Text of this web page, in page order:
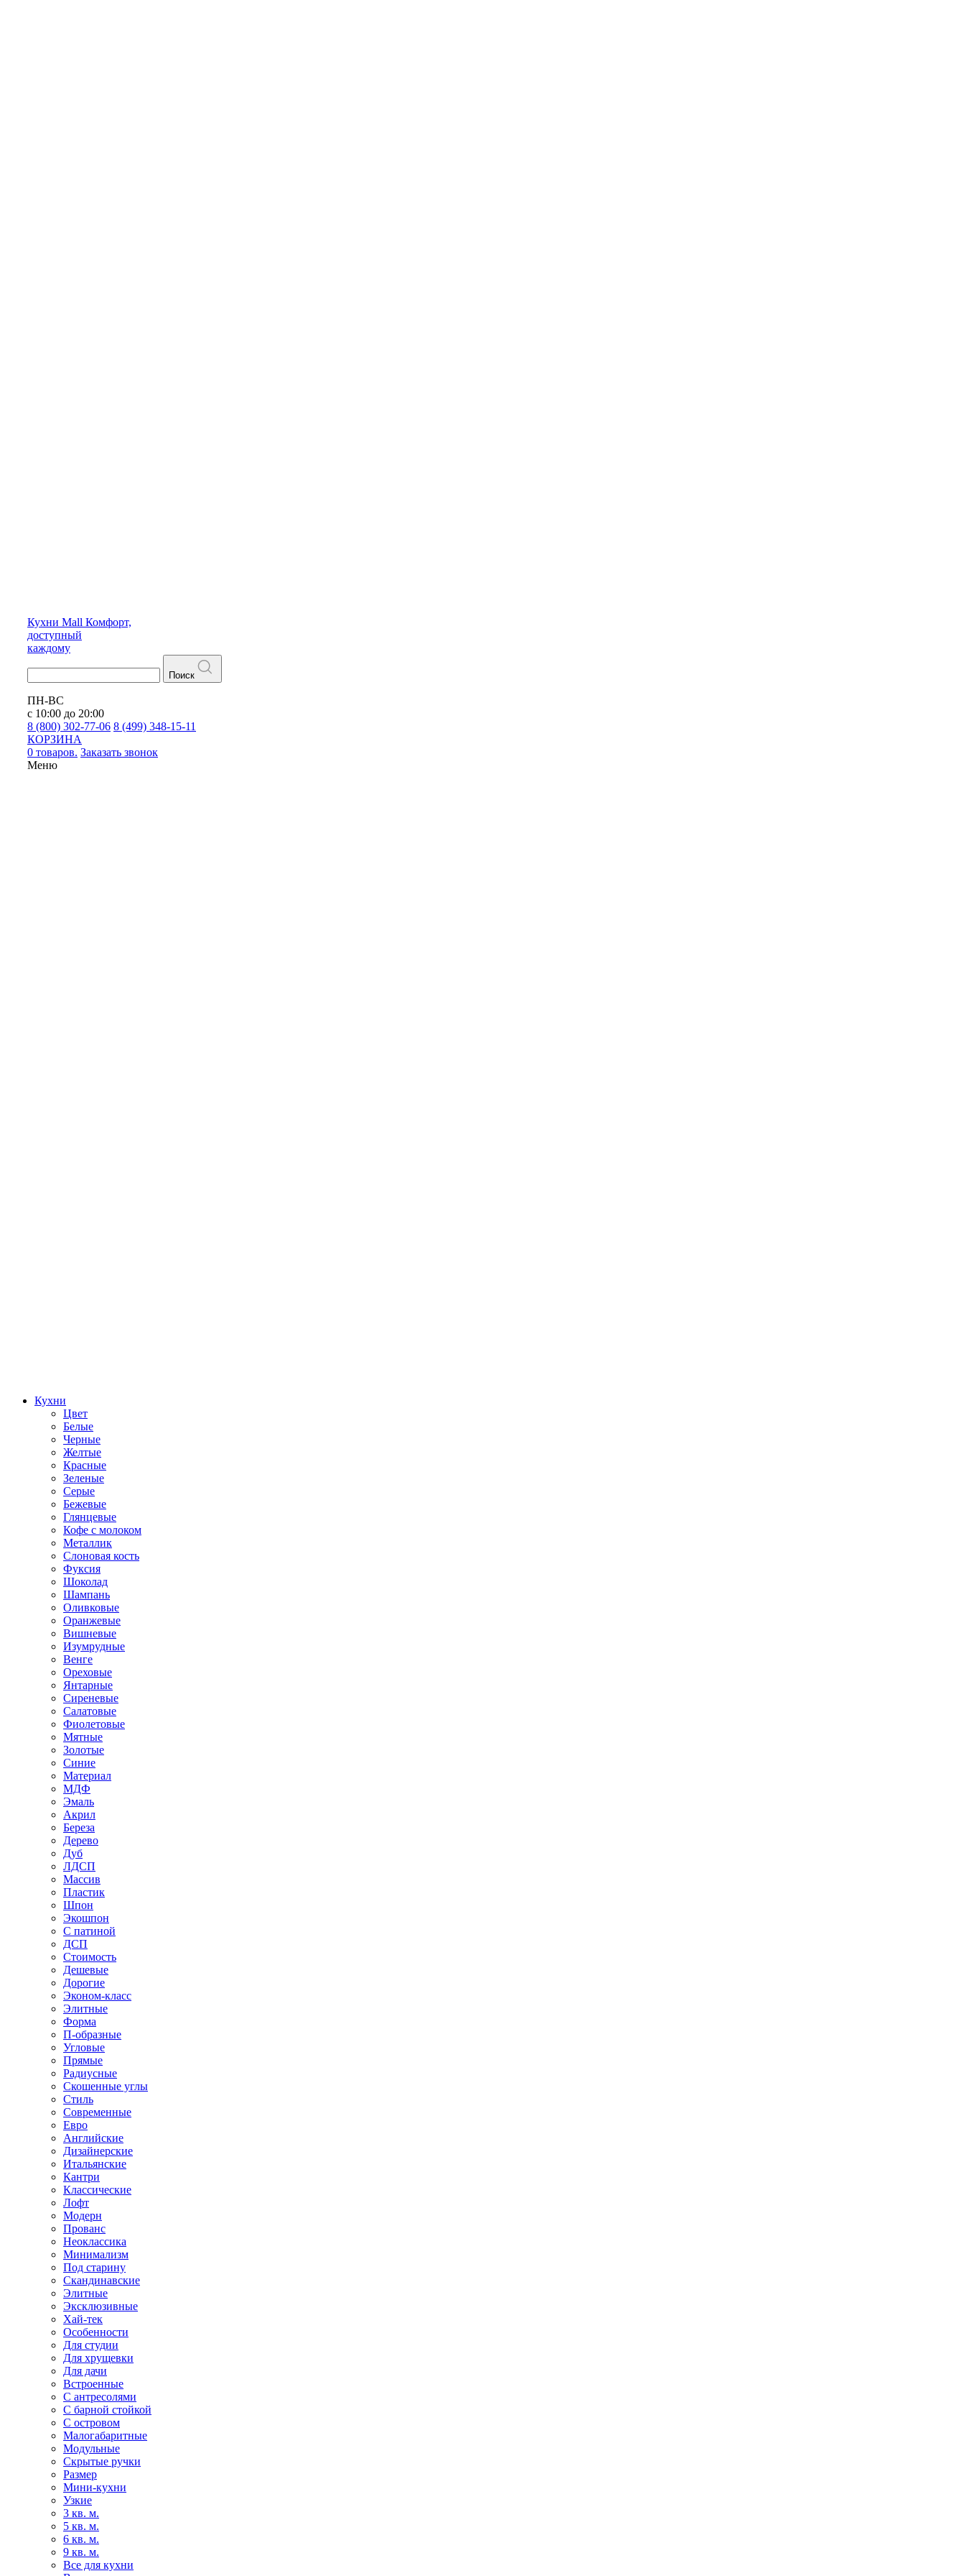
Кухни Mall Комфорт,
доступный
каждому
Поиск
ПН-ВС
с 10:00 до 20:00
8 (800) 302-77-06 8 (499) 348-15-11
КОРЗИНА
0 товаров. Заказать звонок
Меню
Кухни
Цвет
Белые
Черные
Желтые
Красные
Зеленые
Серые
Бежевые
Глянцевые
Кофе с молоком
Металлик
Слоновая кость
Фуксия
Шоколад
Шампань
Оливковые
Оранжевые
Вишневые
Изумрудные
Венге
Ореховые
Янтарные
Сиреневые
Салатовые
Фиолетовые
Мятные
Золотые
Синие
Материал
МДФ
Эмаль
Акрил
Береза
Дерево
Дуб
ЛДСП
Массив
Пластик
Шпон
Экошпон
С патиной
ДСП
Стоимость
Дешевые
Дорогие
Эконом-класс
Элитные
Форма
П-образные
Угловые
Прямые
Радиусные
Скошенные углы
Стиль
Современные
Евро
Английские
Дизайнерские
Итальянские
Кантри
Классические
Лофт
Модерн
Прованс
Неоклассика
Минимализм
Под старину
Скандинавские
Элитные
Эксклюзивные
Хай-тек
Особенности
Для студии
Для хрущевки
Для дачи
Встроенные
С антресолями
С барной стойкой
С островом
Малогабаритные
Модульные
Скрытые ручки
Размер
Мини-кухни
Узкие
3 кв. м.
5 кв. м.
6 кв. м.
9 кв. м.
Все для кухни